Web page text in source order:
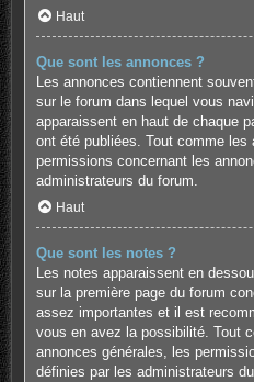
Haut
Que sont les annonces ?
Les annonces contiennent
sur le forum dans lequel vous
apparaissent en haut de chaque
ont été publiées. Tout comme les
permissions concernant les
administrateurs du forum.
Haut
Que sont les notes ?
Les notes apparaissent en
sur la première page du forum
assez importantes et il est
vous en avez la possibilité. Tout
annonces générales, les
définies par les administrateurs